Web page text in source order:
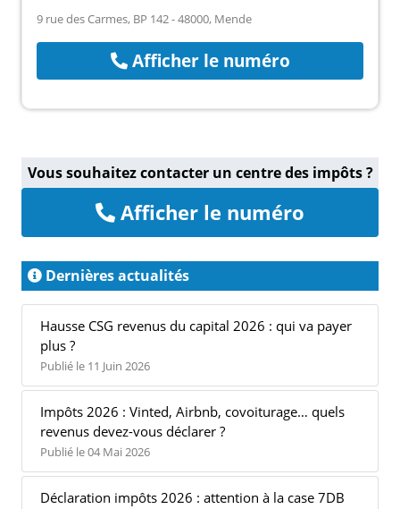
9 rue des Carmes, BP 142 - 48000, Mende
Afficher le numéro
Vous souhaitez contacter un centre des impôts ?
Afficher le numéro
Dernières actualités
Hausse CSG revenus du capital 2026 : qui va payer
plus ?
Publié le 11 Juin 2026
Impôts 2026 : Vinted, Airbnb, covoiturage… quels
revenus devez-vous déclarer ?
Publié le 04 Mai 2026
Déclaration impôts 2026 : attention à la case 7DB